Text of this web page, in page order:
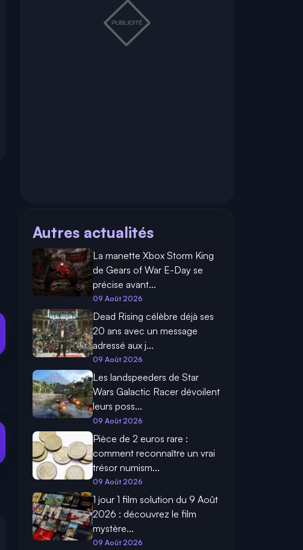
Autres actualités
La manette Xbox Storm King
de Gears of War E-Day se
précise avant...
09 Août 2026
Dead Rising célèbre déjà ses
20 ans avec un message
adressé aux j...
09 Août 2026
Les landspeeders de Star
Wars Galactic Racer dévoilent
leurs poss...
09 Août 2026
Pièce de 2 euros rare :
comment reconnaître un vrai
trésor numism...
09 Août 2026
1 jour 1 film solution du 9 Août
2026 : découvrez le film
mystère...
09 Août 2026